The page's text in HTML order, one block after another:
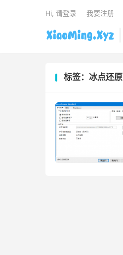
Hi, 请登录 我要注册
标签：冰点还原